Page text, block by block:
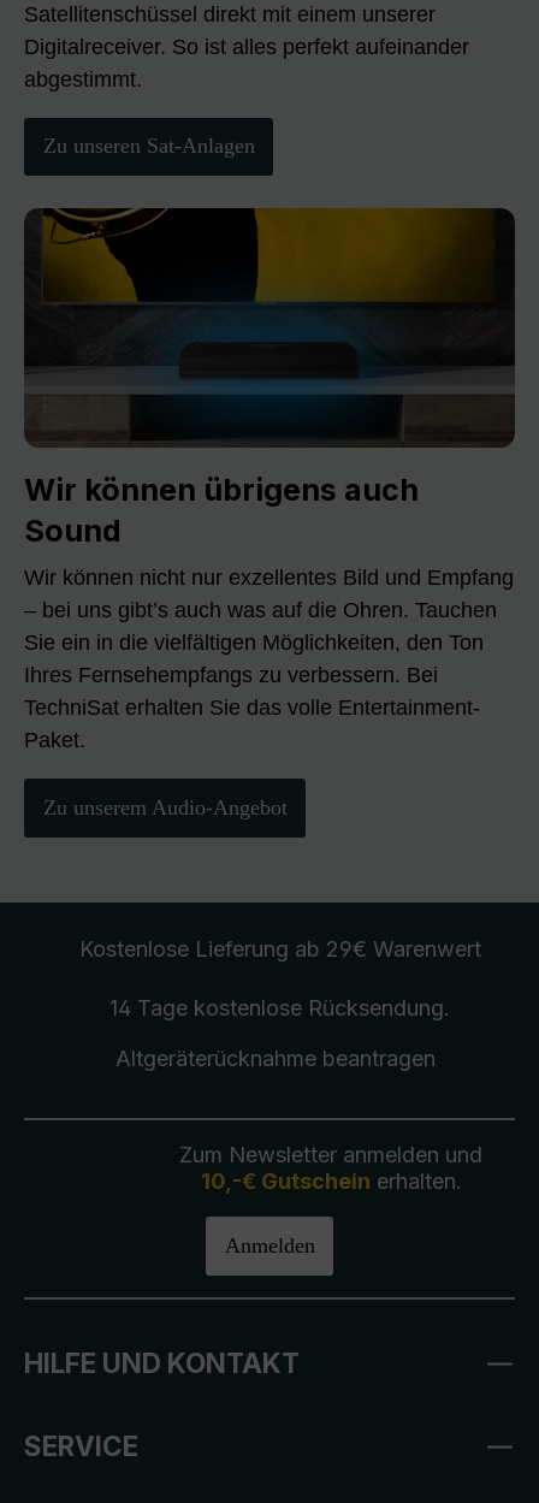
Satellitenschüssel direkt mit einem unserer
Digitalreceiver. So ist alles perfekt aufeinander
abgestimmt.
Zu unseren Sat-Anlagen
Wir können übrigens auch
Sound
Wir können nicht nur exzellentes Bild und Empfang
– bei uns gibt’s auch was auf die Ohren. Tauchen
Sie ein in die vielfältigen Möglichkeiten, den Ton
Ihres Fernsehempfangs zu verbessern. Bei
TechniSat erhalten Sie das volle Entertainment-
Paket.
Zu unserem Audio-Angebot
Kostenlose Lieferung ab 29€ Warenwert
14 Tage kostenlose Rücksendung.
Altgeräterücknahmebeantragen
Zum Newsletter anmelden und
10,-€ Gutschein erhalten.
Anmelden
HILFE UND KONTAKT
SERVICE